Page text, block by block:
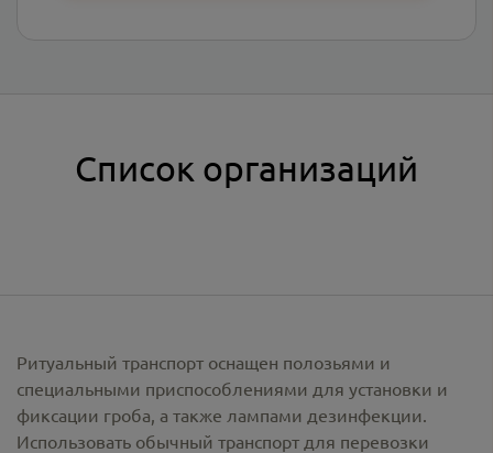
Список организаций
Ритуальный транспорт оснащен полозьями и
специальными приспособлениями для установки и
фиксации гроба, а также лампами дезинфекции.
Использовать обычный транспорт для перевозки